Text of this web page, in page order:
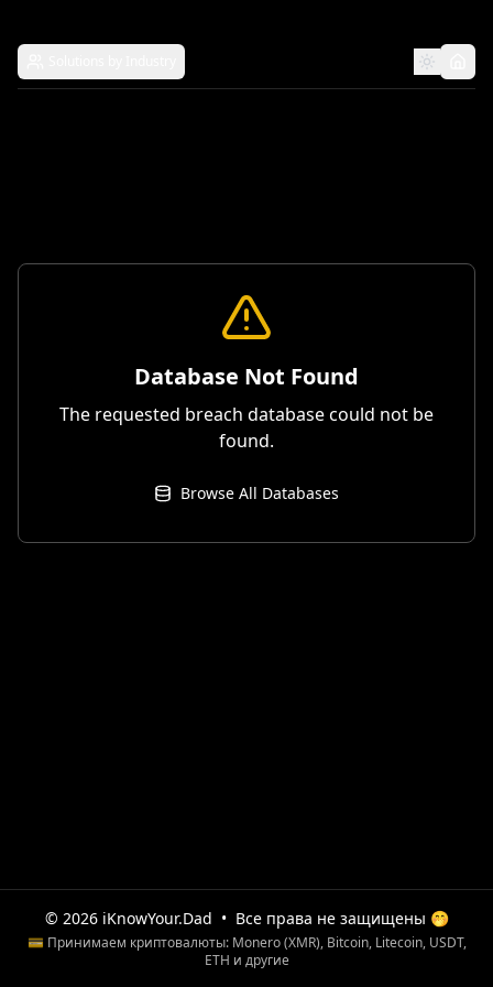
Database Not Found
The requested breach database could not be
found.
Browse All Databases
© 2026 iKnowYour.Dad • Все права не защищены 🤭
💳 Принимаем криптовалюты: Monero (XMR), Bitcoin, Litecoin, USDT,
ETH и другие